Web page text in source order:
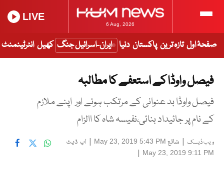
6 Aug, 2026
LIVE
صفحۂ اول تازہ ترین پاکستان دنیا ایران-اسرائیل جنگ کھیل انٹرٹینمنٹ
فیصل واوڈا کے استعفے کا مطالبہ
فیصل واوڈا بد عنوانی کے مرتکب ہوئے اور اپنے ملازم
کے نام پر جائیداد بنائی،نفیسہ شاہ کا االزام
ویب ڈیسک | شائع May 23, 2019 5:43 PM
| اپ ڈیٹ
May 23, 2019 9:11 PM
|